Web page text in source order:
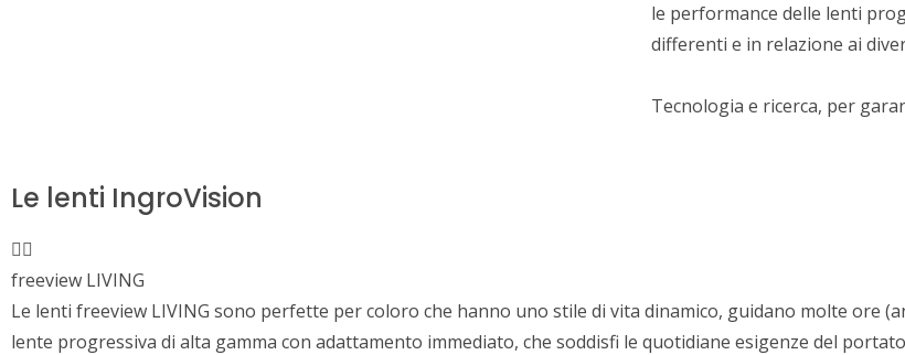
le performance delle lenti
differenti e in relazione ai
Tecnologia e ricerca, per
Le lenti IngroVision
freeview LIVING
Le lenti freeview LIVING sono perfette per coloro che hanno uno stile di vita dinamico, guidano molte ore
lente progressiva di alta gamma con adattamento immediato, che soddisfi le quotidiane esigenze del